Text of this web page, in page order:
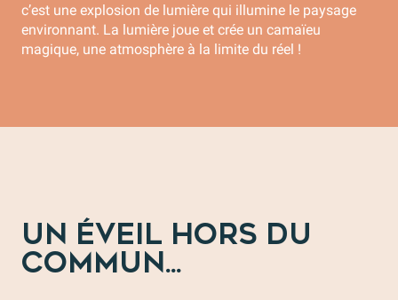
c’est une explosion de lumière qui illumine le paysage
environnant. La lumière joue et crée un camaïeu
magique, une atmosphère à la limite du réel !
UN ÉVEIL HORS DU
COMMUN...